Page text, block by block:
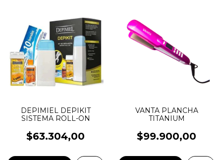
DEPIMIEL DEPIKIT
SISTEMA ROLL-ON
$63.304,00
VANTA PLANCHA
TITANIUM
$99.900,00